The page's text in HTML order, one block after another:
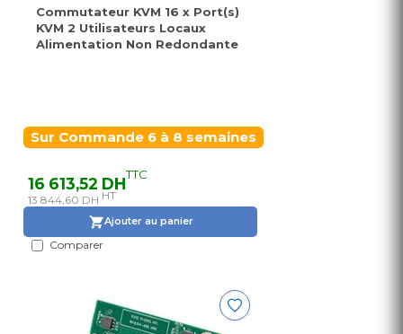
Commutateur KVM 16 x Port(s)
KVM 2 Utilisateurs Locaux
Alimentation Non Redondante
Sur Commande 6 à 8 semaines
16 613,52 DHTTC
13 844,60 DH HT
Ajouter au panier
Comparer